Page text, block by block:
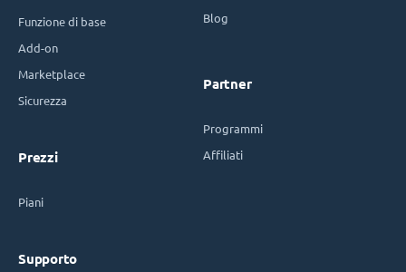
Funzione di base
Add-on
Marketplace
Sicurezza
Prezzi
Piani
Supporto
Blog
Partner
Programmi
Affiliati